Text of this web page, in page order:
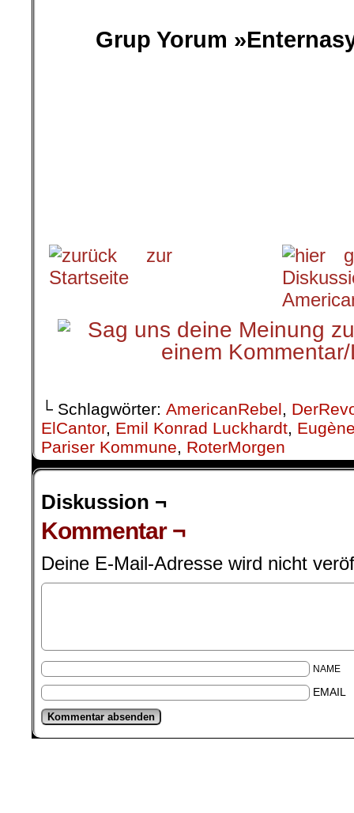
Grup Yorum
└ Schlagwörter: AmericanRebel,
ElCantor, Emil Konrad Luckhardt,
Pariser Kommune, RoterMorgen
Diskussion ¬
Kommentar ¬
Deine E-Mail-Adresse wird nicht
NAME
EMAIL